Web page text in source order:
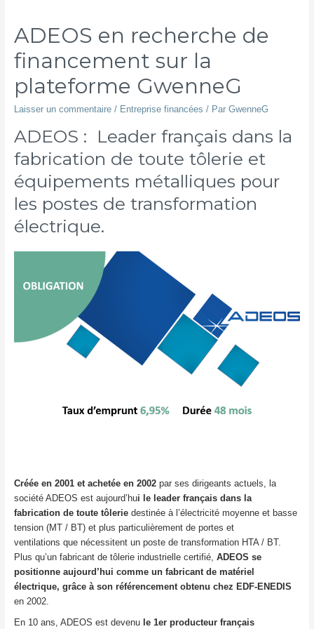
ADEOS en recherche de
financement sur la
plateforme GwenneG
Laisser un commentaire / Entreprise financées / Par GwenneG
ADEOS : Leader français dans la
fabrication de toute tôlerie et
équipements métalliques pour
les postes de transformation
électrique.
Créée en 2001 et achetée en 2002par ses dirigeants actuels, la
société ADEOS est aujourd’hui le leader français dans la
fabrication de toute tôleriedestinée à l’électricité moyenne et basse
tension (MT / BT) et plus particulièrement de portes et
ventilations que nécessitent un poste de transformation HTA / BT.
Plus qu’un fabricant de tôlerie industrielle certifié, ADEOS se
positionne aujourd’hui comme un fabricant de matériel
électrique, grâce à son référencement obtenu chez EDF-ENEDIS
en 2002.
En 10 ans, ADEOS est devenu le 1er producteur français